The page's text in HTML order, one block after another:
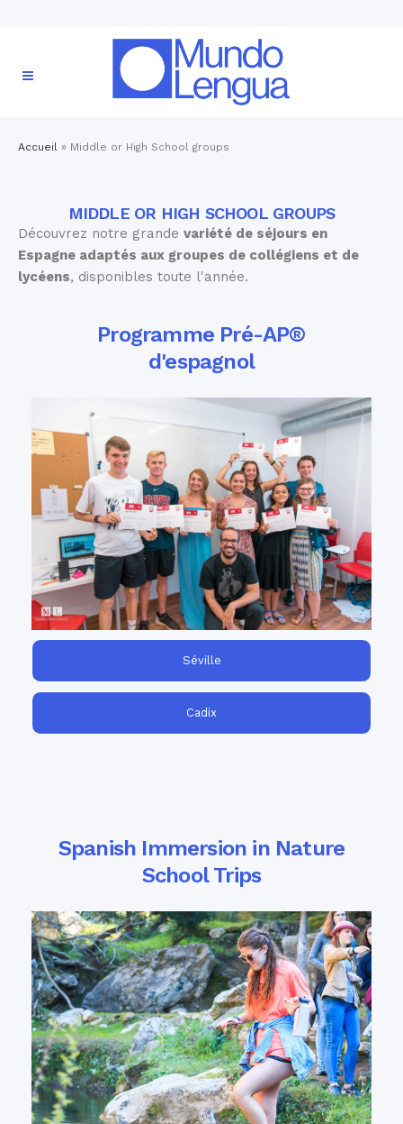
Accueil » Middle or High School groups
MIDDLE OR HIGH SCHOOL GROUPS
Découvrez notre grande variété de séjours en
Espagne adaptés aux groupes de collégiens et de
lycéens, disponibles toute l'année.
Programme Pré-AP®
d'espagnol
cours de préparation Pre-AP®
d'espagnol
sont construits afin de préparer
vos étudiants aux cours et à l'examen de
l'AP®. Emmenez-les vers le lieu idéal pour
apprendre la langue, la littérature et la
culture espagnoles : l'Espagne elle-même!
Séville
Cadix
Spanish Immersion in Nature
School Trips
Deep dive into the
authentic rural lifestyle
and cultural and natural landscapes of
Spain's countryside